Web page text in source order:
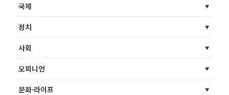
국제
정치
사회
오피니언
문화·라이프